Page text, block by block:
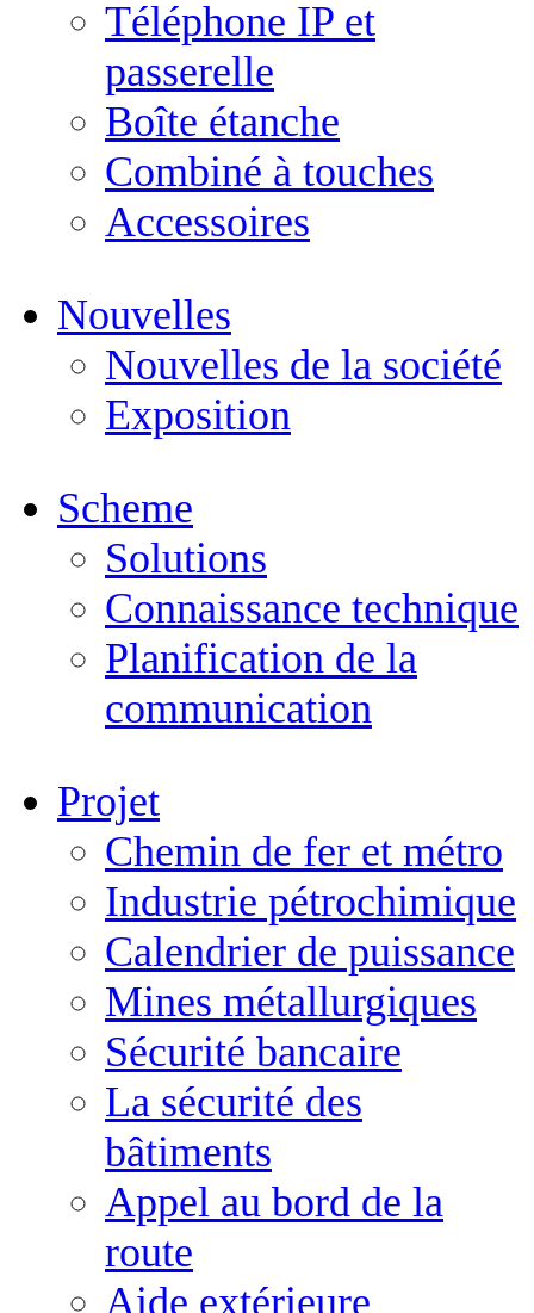
Téléphone IP et
passerelle
Boîte étanche
Combiné à touches
Accessoires
Nouvelles
Nouvelles de la société
Exposition
Scheme
Solutions
Connaissance technique
Planification de la
communication
Projet
Chemin de fer et métro
Industrie pétrochimique
Calendrier de puissance
Mines métallurgiques
Sécurité bancaire
La sécurité des
bâtiments
Appel au bord de la
route
Aide extérieure